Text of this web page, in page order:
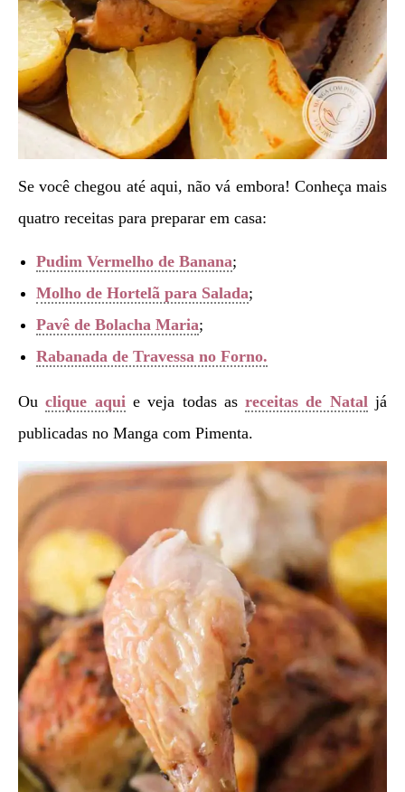
Se você chegou até aqui, não vá embora! Conheça mais
quatro receitas para preparar em casa:
Pudim Vermelho de Banana;
Molho de Hortelã para Salada;
Pavê de Bolacha Maria;
Rabanada de Travessa no Forno.
Ouclique aqui e veja todas asreceitas de Natal já
publicadas no Manga com Pimenta.